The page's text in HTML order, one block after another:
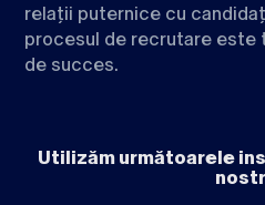
relații puternice cu
procesul de recrutare este
de succes.
Utilizăm următoarele